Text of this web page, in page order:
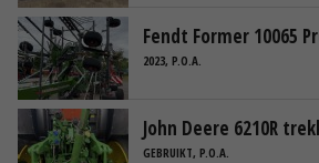
Fendt Former 10065
2023, P.O.A.
John Deere 6210R
GEBRUIKT, P.O.A.